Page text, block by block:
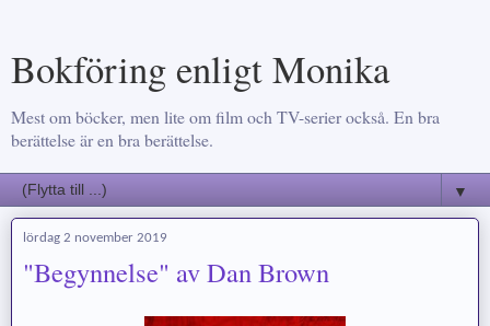
Bokföring enligt Monika
Mest om böcker, men lite om film och TV-serier också. En bra
berättelse är en bra berättelse.
▼
lördag 2 november 2019
"Begynnelse" av Dan Brown